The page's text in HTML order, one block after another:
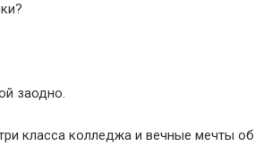
заодно.
класса колледжа и вечные мечты об